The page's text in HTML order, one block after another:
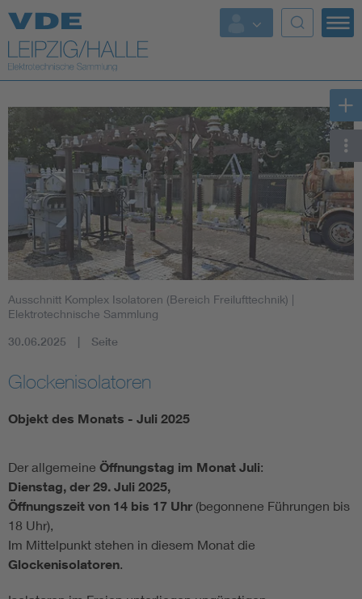
Top-Themen
Ausschnitt Komplex Isolatoren (Bereich Freilufttechnik)
Elektrotechnische Sammlung
30.06.2025 Seite
Glockenisolatoren
Objekt des Monats - Juli 2025
Der allgemeine Öffnungstag im Monat Juli:
Dienstag, der 29. Juli 2025,
Öffnungszeit von 14 bis 17 Uhr (begonnene Führungen bis
18 Uhr),
Im Mittelpunkt stehen in diesem Monat die
Glockenisolatoren.